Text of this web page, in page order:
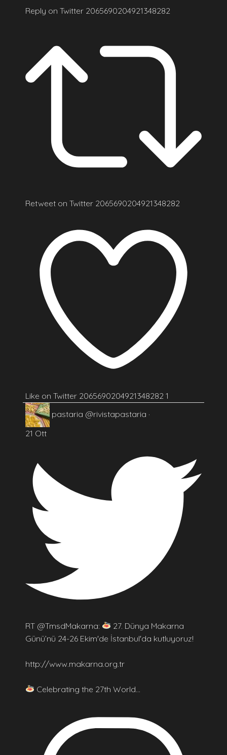
Reply on Twitter 2065690204921348282
Retweet on Twitter 2065690204921348282
Like on Twitter 2065690204921348282 1
pastaria @rivistapastaria ·
21 Ott
RT @TmsdMakarna:
27. Dünya Makarna
Günü’nü 24-26 Ekim'de İstanbul'da kutluyoruz!
http://www.makarna.org.tr
Celebrating the 27th World…